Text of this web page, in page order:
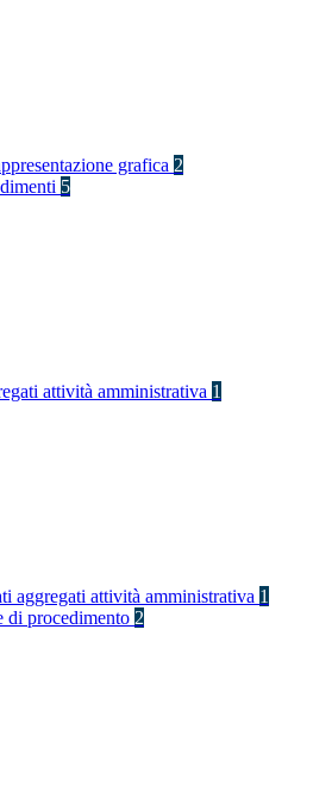
grafica 2
5
attività amministrativa 1
aggregati attività amministrativa 1
di procedimento 2